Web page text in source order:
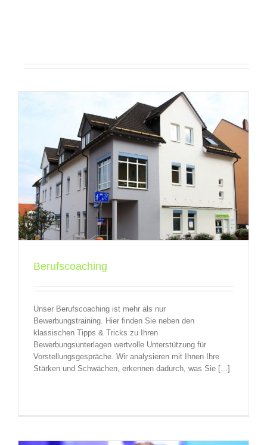
Berufscoaching
Unser Berufscoaching ist mehr als nur
Bewerbungstraining. Hier finden Sie neben den
klassischen Tipps & Tricks zu Ihren
Bewerbungsunterlagen wertvolle Unterstützung für
Vorstellungsgespräche. Wir analysieren mit Ihnen Ihre
Stärken und Schwächen, erkennen dadurch, was Sie [...]